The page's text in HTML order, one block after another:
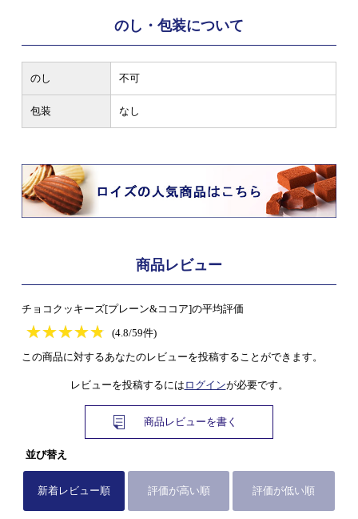
のし・包装について
のし 不可
包装 なし
商品レビュー
チョコクッキーズ[プレーン&ココア]の平均評価
★★★★★
★★★★★
(4.8/59件)
この商品に対するあなたのレビューを投稿することができます。
レビューを投稿するには ログインが必要です。
商品レビューを書く
並び替え
新着レビュー順 評価が高い順 評価が低い順